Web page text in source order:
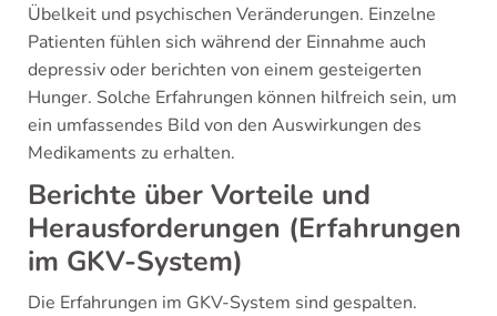
Übelkeit und psychischen Veränderungen. Einzelne
Patienten fühlen sich während der Einnahme auch
depressiv oder berichten von einem gesteigerten
Hunger. Solche Erfahrungen können hilfreich sein, um
ein umfassendes Bild von den Auswirkungen des
Medikaments zu erhalten.
Berichte über Vorteile und
Herausforderungen (Erfahrungen
im GKV-System)
Die Erfahrungen im GKV-System sind gespalten.